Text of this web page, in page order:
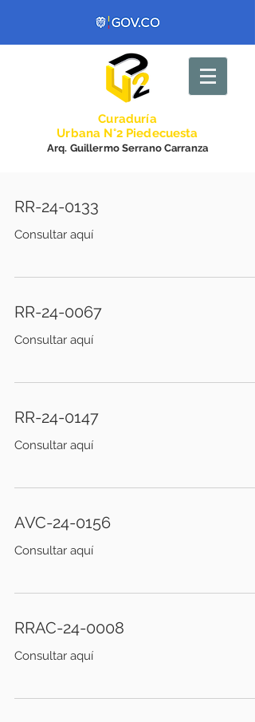
Curaduría
Urbana N°2 Piedecuesta
Arq. Guillermo Serrano Carranza
RR-24-0133
Consultar aquí
RR-24-0067
Consultar aquí
RR-24-0147
Consultar aquí
AVC-24-0156
Consultar aquí
RRAC-24-0008
Consultar aquí